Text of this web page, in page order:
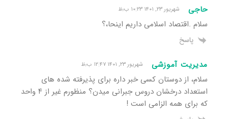
حاجی شهریور ۲۳, ۱۴۰۱ ۱۰:۲۳ ب٫ظ
سلام .اقتصاد اسلامی داریم اینحا،؟
پاسخ
مدیریت آموزشی شهریور ۲۳, ۱۴۰۱ ۱۲:۴۷ ب٫ظ
سلام، از دوستان کسی خبر داره برای پذیرفته شده های
استعداد درخشان دروس جبرانی میدن؟ منظورم غیر از ۴ واحد
که برای همه الزامی است !